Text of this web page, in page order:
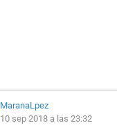
MaranaLpez
10 sep 2018 a las 23:32